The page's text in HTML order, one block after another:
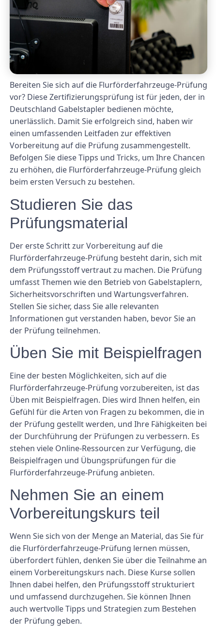
Bereiten Sie sich auf die Flurförderfahrzeuge-Prüfung
vor? Diese Zertifizierungsprüfung ist für jeden, der in
Deutschland Gabelstapler bedienen möchte,
unerlässlich. Damit Sie erfolgreich sind, haben wir
einen umfassenden Leitfaden zur effektiven
Vorbereitung auf die Prüfung zusammengestellt.
Befolgen Sie diese Tipps und Tricks, um Ihre Chancen
zu erhöhen, die Flurförderfahrzeuge-Prüfung gleich
beim ersten Versuch zu bestehen.
Studieren Sie das
Prüfungsmaterial
Der erste Schritt zur Vorbereitung auf die
Flurförderfahrzeuge-Prüfung besteht darin, sich mit
dem Prüfungsstoff vertraut zu machen. Die Prüfung
umfasst Themen wie den Betrieb von Gabelstaplern,
Sicherheitsvorschriften und Wartungsverfahren.
Stellen Sie sicher, dass Sie alle relevanten
Informationen gut verstanden haben, bevor Sie an
der Prüfung teilnehmen.
Üben Sie mit Beispielfragen
Eine der besten Möglichkeiten, sich auf die
Flurförderfahrzeuge-Prüfung vorzubereiten, ist das
Üben mit Beispielfragen. Dies wird Ihnen helfen, ein
Gefühl für die Arten von Fragen zu bekommen, die in
der Prüfung gestellt werden, und Ihre Fähigkeiten bei
der Durchführung der Prüfungen zu verbessern. Es
stehen viele Online-Ressourcen zur Verfügung, die
Beispielfragen und Übungsprüfungen für die
Flurförderfahrzeuge-Prüfung anbieten.
Nehmen Sie an einem
Vorbereitungskurs teil
Wenn Sie sich von der Menge an Material, das Sie für
die Flurförderfahrzeuge-Prüfung lernen müssen,
überfordert fühlen, denken Sie über die Teilnahme an
einem Vorbereitungskurs nach. Diese Kurse sollen
Ihnen dabei helfen, den Prüfungsstoff strukturiert
und umfassend durchzugehen. Sie können Ihnen
auch wertvolle Tipps und Strategien zum Bestehen
der Prüfung geben.